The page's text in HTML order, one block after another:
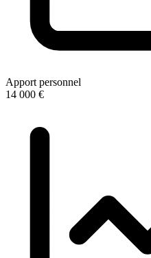
Apport personnel
14 000 €